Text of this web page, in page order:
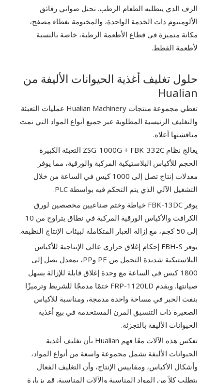
الرف الذي يتطلبه الطعام الرطب. تحتل صواني رقائق
الألومنيوم ذات الخدمة الواحدة، والمختومة بغطاء مصفح،
مكانة متميزة في قطاع الأطعمة الرطبة، خاصة بالنسبة
لأطعمة القطط.
حلول تغليف أغذية الحيوانات الأليفة من
Hualian
تغطي مجموعة منتجات Hualian Machinery عمليات التعبئة
والتغليف الرئيسية المطلوبة عبر جميع أنواع المواد التي تمت
مناقشتها أعلاه.
يعالج نظام ZSG-1000G + FBK-332C التعبئة الكبيرة
الحجم للأكياس البلاستيكية المركبة والورقية، مما يوفر
معدلات إنتاج تصل إلى 1000 كيس في الساعة من خلال
التشغيل الآلي الذي يتم التحكم فيه بواسطة PLC.
يوفر FBK-13DC خياطة وختم صناعيين مخصصين لورق
الكرافت والأكياس الورقية المركبة في نطاق يتراوح من 10
إلى 50 كجم، مع إزالة الغبار المتكاملة لبيئات الإنتاج النظيفة.
يوفر FBH-S إحكام إغلاق حراري عالي الإنتاجية للأكياس
البلاستيكية شديدة التحمل من PE وPP، بمعدل يصل إلى
1800 كيس في الساعة مع وحدة إغلاق قابلة للإزالة يسهل
صيانتها. ويقدم FRP-1120LD ختمًا مدمجًا للشريط وترميزًا
بنفث الحبر في مساحة واحدة مدمجة، ومناسبة للأكياس
الصغيرة ذات التنسيق المرن المستخدمة في بيع أغذية
الحيوانات الأليفة بالتجزئة.
تعكس هذه الآلات معًا فهم Hualian بأن تغليف أغذية
الحيوانات الأليفة يشمل مجموعة واسعة من أنواع المواد،
وأشكال الأكياس، ومقاييس الإنتاج، وأن التغليف الفعال
يتطلب كلاً من المواد المناسبة والآلات المناسبة. قم بزيارة